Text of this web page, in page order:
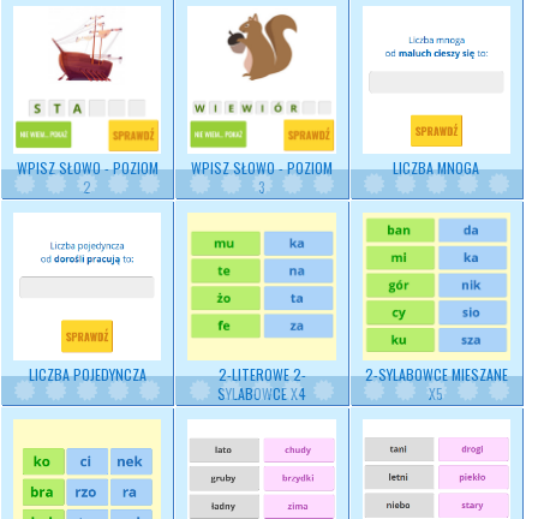
WPISZ SŁOWO - POZIOM
2
WPISZ SŁOWO - POZIOM
3
LICZBA MNOGA
LICZBA POJEDYNCZA
2-LITEROWE 2-
SYLABOWCE X4
2-SYLABOWCE MIESZANE
X5